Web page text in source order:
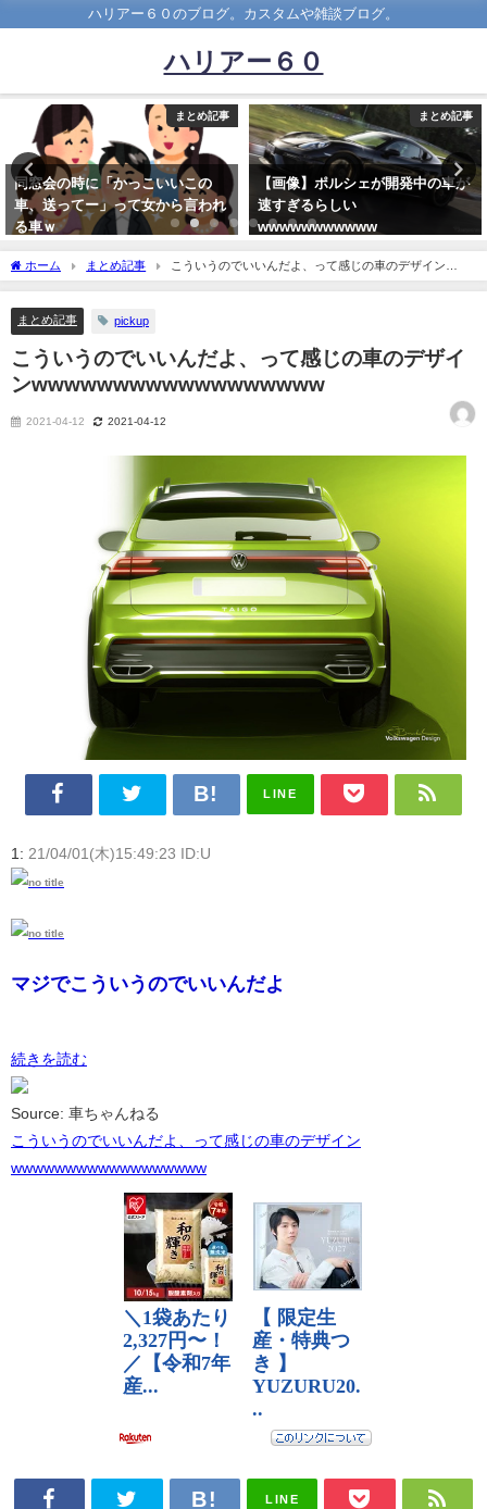
ハリアー６０のブログ。カスタムや雑談ブログ。
ハリアー６０
まとめ記事
【画像】ポルシェが開発中の車が
速すぎるらしい
wwwwwwwwwww
まとめ記事
【悲報】トヨタ社員数36万人で平
均年収650万wwwwwwwwww
2020-11-12
ホーム まとめ記事
こういうのでいいんだよ、って感じの車のデザイン
wwwwwwwwwwwwwwwwww
まとめ記事 pickup
こういうのでいいんだよ、って感じの車のデザイ
ンwwwwwwwwwwwwwwwwww
2021-04-12 2021-04-12
LINE
1: 21/04/01(木)15:49:23 ID:U
マジでこういうのでいいんだよ
続きを読む
Source: 車ちゃんねる
こういうのでいいんだよ、って感じの車のデザイン
wwwwwwwwwwwwwwwwww
LINE